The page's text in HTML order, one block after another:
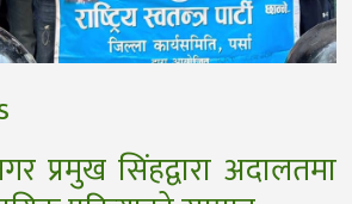
प्रमुख सिंहद्वारा अदालतमा